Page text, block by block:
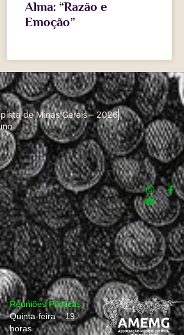
Alma: “Razão e
Emoção”
Reuniões Públicas
Quinta-feira – 19
horas
de Minas Gerais – 2026